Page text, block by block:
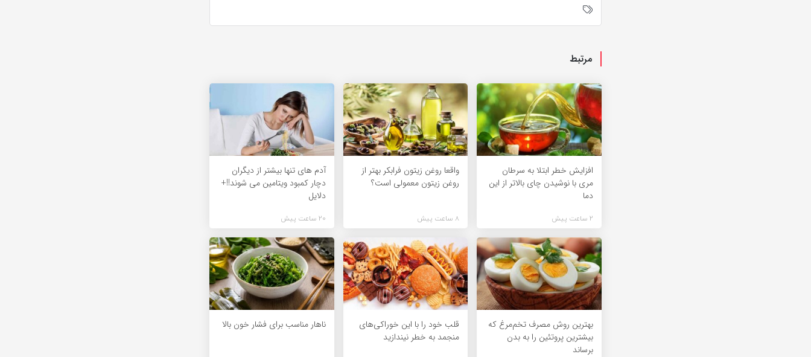
مرتبط
افزایش خطر ابتلا به سرطان
مری با نوشیدن چای بالاتر از این
دما
2 ساعت پیش
واقعا روغن زیتون فرابکر بهتر از
روغن زیتون معمولی است؟
8 ساعت پیش
آدم های تنها بیشتر از دیگران
دچار کمبود ویتامین می شوند!!+
دلایل
20 ساعت پیش
بهترین روش مصرف تخم‌مرغ که
بیشترین پروتئین را به بدن
برساند
قلب خود را با این خوراکی‌های
منجمد به خطر نیندازید
ناهار مناسب برای فشار خون بالا